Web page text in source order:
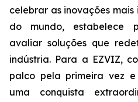
celebrar as inovações
do mundo, estabelece
avaliar soluções que
indústria. Para a EZVIZ,
palco pela primeira vez
uma conquista